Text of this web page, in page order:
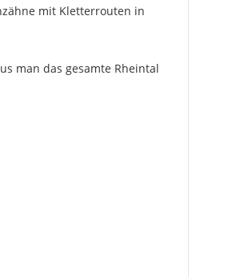
mit Kletterrouten in
man das gesamte Rheintal